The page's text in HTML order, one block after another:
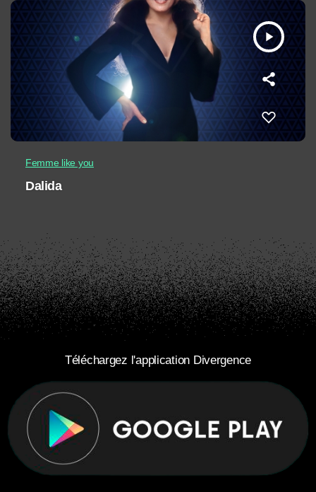
play_arrow
Femme like you
Dalida
Téléchargez l'application Divergence